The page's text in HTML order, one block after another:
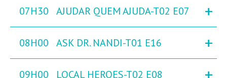
07H30 AJUDAR QUEM AJUDA-T02 E07 +
08H00 ASK DR. NANDI-T01 E16 +
09H00 LOCAL HEROES-T02 E08